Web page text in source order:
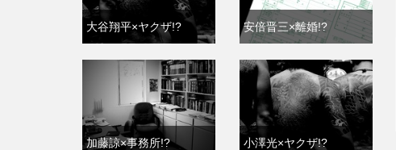
大谷翔平×ヤクザ!? 安倍晋三×離婚!?
加藤諒×事務所!? 小澤光×ヤクザ!?